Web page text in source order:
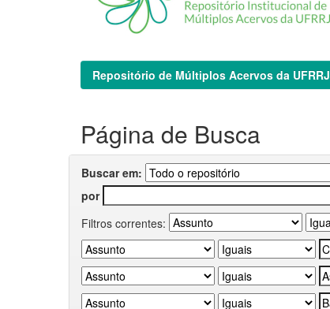
Repositório de Múltiplos Acervos da UFRRJ
Página de Busca
Buscar em:
por
Filtros correntes: